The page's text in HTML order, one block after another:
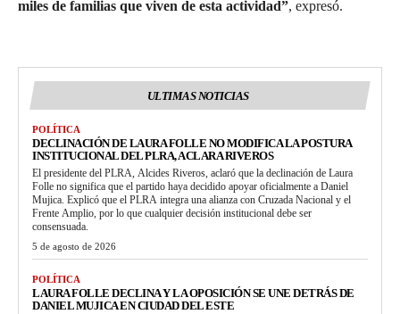
miles de familias que viven de esta actividad”, expresó.
ULTIMAS NOTICIAS
POLÍTICA
DECLINACIÓN DE LAURA FOLLE NO MODIFICA LA POSTURA
INSTITUCIONAL DEL PLRA, ACLARA RIVEROS
El presidente del PLRA, Alcides Riveros, aclaró que la declinación de Laura
Folle no significa que el partido haya decidido apoyar oficialmente a Daniel
Mujica. Explicó que el PLRA integra una alianza con Cruzada Nacional y el
Frente Amplio, por lo que cualquier decisión institucional debe ser
consensuada.
5 de agosto de 2026
POLÍTICA
LAURA FOLLE DECLINA Y LA OPOSICIÓN SE UNE DETRÁS DE
DANIEL MUJICA EN CIUDAD DEL ESTE